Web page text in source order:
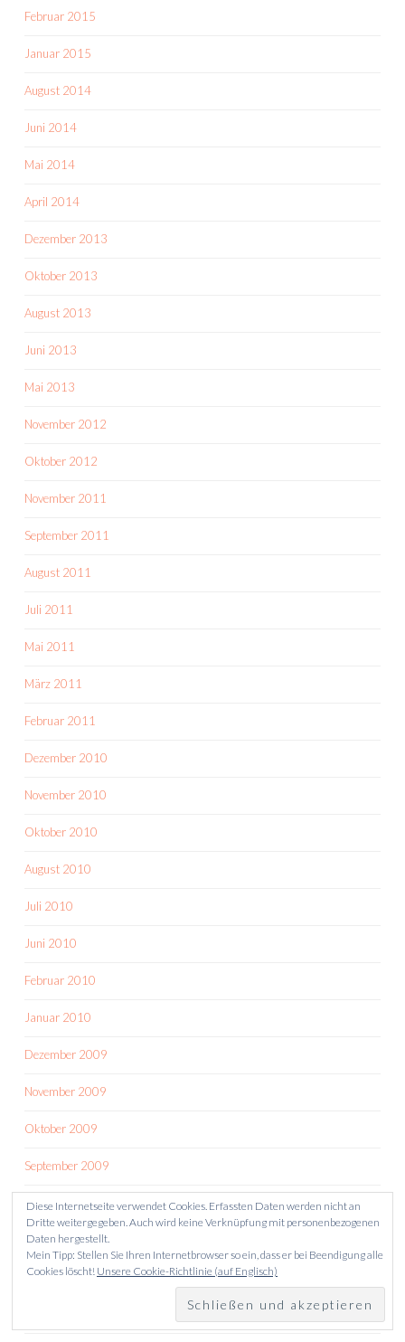
Februar 2015
Januar 2015
August 2014
Juni 2014
Mai 2014
April 2014
Dezember 2013
Oktober 2013
August 2013
Juni 2013
Mai 2013
November 2012
Oktober 2012
November 2011
September 2011
August 2011
Juli 2011
Mai 2011
März 2011
Februar 2011
Dezember 2010
November 2010
Oktober 2010
August 2010
Juli 2010
Juni 2010
Februar 2010
Januar 2010
Dezember 2009
November 2009
Oktober 2009
September 2009
August 2009
Juli 2009
Juni 2009
Diese Internetseite verwendet Cookies. Erfassten Daten werden nicht an
Dritte weitergegeben. Auch wird keine Verknüpfung mit personenbezogenen
Daten hergestellt.
Mein Tipp: Stellen Sie Ihren Internetbrowser so ein, dass er bei Beendigung alle
Cookies löscht! Unsere Cookie-Richtlinie (auf Englisch)